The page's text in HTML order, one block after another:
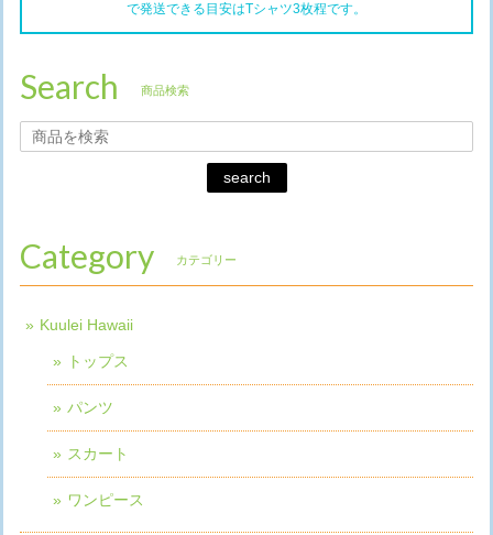
で発送できる目安はTシャツ3枚程です。
Search 商品検索
search
Category カテゴリー
Kuulei Hawaii
トップス
パンツ
スカート
ワンピース